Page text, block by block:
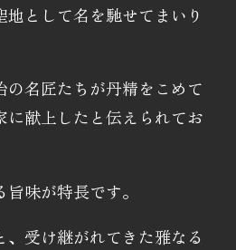
地として名を馳せてまいり
の名匠たちが丹精をこめて
に献上したと伝えられてお
味が特長です。
受け継がれてきた雅なる